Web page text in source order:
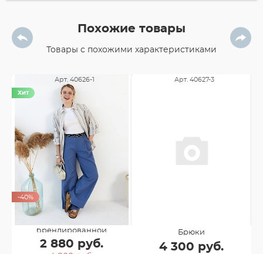
Похожие товары
Товары с похожими характеристиками
Арт. 40626-1
Хит
-40%
брендированной
резинкой
2 880 руб.
Арт. 40627-3
Брюки
4 300 руб.